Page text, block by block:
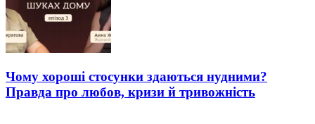
Чому хороші стосунки здаються нудними?
Правда про любов, кризи й тривожність